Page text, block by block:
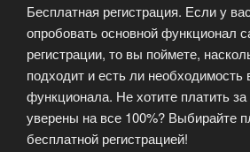
Бесплатная регистрация. Если у
опробовать основной функционал
регистрации, то вы поймете,
подходит и есть ли
функционала. Не хотите платить
уверены на все 100%? Выбирайте
бесплатной регистрацией!